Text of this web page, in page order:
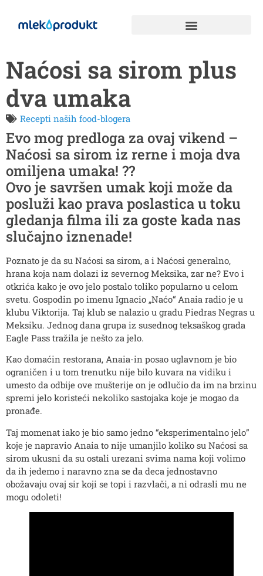
Naćosi sa sirom plus
dva umaka
Recepti naših food-blogera
Evo mog predloga za ovaj vikend –
Naćosi sa sirom iz rerne i moja dva
omiljena umaka! ??
Ovo je savršen umak koji može da
posluži kao prava poslastica u toku
gledanja filma ili za goste kada nas
slučajno iznenade!
Poznato je da su Naćosi sa sirom, a i Naćosi generalno,
hrana koja nam dolazi iz severnog Meksika, zar ne? Evo i
otkrića kako je ovo jelo postalo toliko popularno u celom
svetu. Gospodin po imenu Ignacio „Naćo“ Anaia radio je u
klubu Viktorija. Taj klub se nalazio u gradu Piedras Negras u
Meksiku. Jednog dana grupa iz susednog teksaškog grada
Eagle Pass tražila je nešto za jelo.
Kao domaćin restorana, Anaia-in posao uglavnom je bio
ograničen i u tom trenutku nije bilo kuvara na vidiku i
umesto da odbije ove mušterije on je odlučio da im na brzinu
spremi jelo koristeći nekoliko sastojaka koje je mogao da
pronađe.
Taj momenat iako je bio samo jedno “eksperimentalno jelo”
koje je napravio Anaia to nije umanjilo koliko su Naćosi sa
sirom ukusni da su ostali urezani svima nama koji volimo
da ih jedemo i naravno zna se da deca jednostavno
obožavaju ovaj sir koji se topi i razvlači, a ni odrasli mu ne
mogu odoleti!